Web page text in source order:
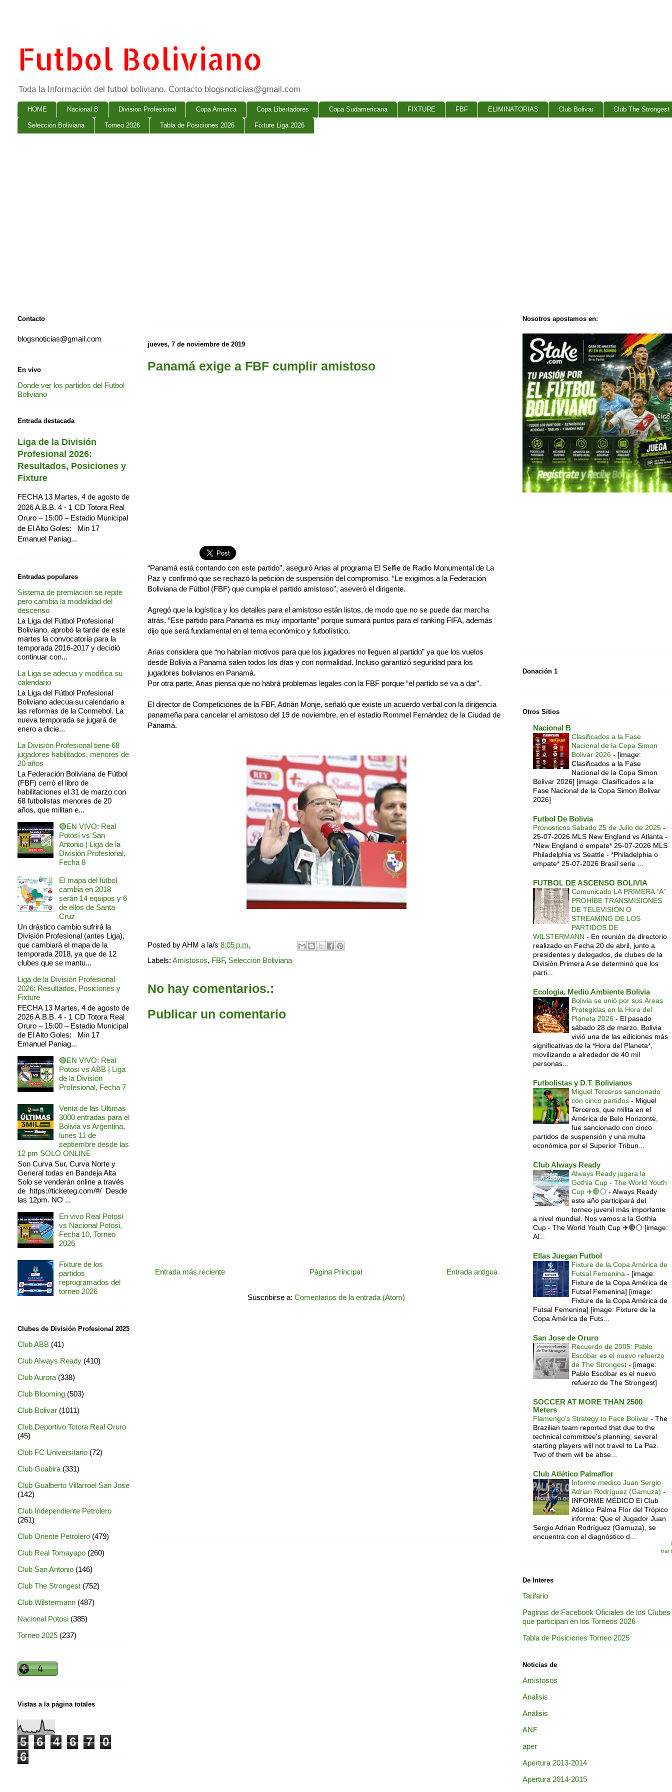
Futbol Boliviano
Toda la Información del futbol boliviano. Contacto blogsnoticias@gmail.com
HOME Nacional B Division Profesional Copa America Copa Libertadores Copa Sudamericana FIXTURE FBF ELIMINATORIAS Club Bolivar Club The Strongest
Selección Boliviana Torneo 2026 Tabla de Posiciones 2026 Fixture Liga 2026
jueves, 7 de noviembre de 2019
Panamá exige a FBF cumplir amistoso
“Panamá está contando con este partido”, aseguró Arias al programa El Selfie de Radio Monumental de La
Paz y confirmó que se rechazó la petición de suspensión del compromiso. “Le exigimos a la Federación
Boliviana de Fútbol (FBF) que cumpla el partido amistoso”, aseveró el dirigente.
Agregó que la logística y los detalles para el amistoso están listos, de modo que no se puede dar marcha
atrás. “Ese partido para Panamá es muy importante” porque sumará puntos para el ranking FIFA, además
dijo que será fundamental en el tema económico y futbolístico.
Arias considera que “no habrían motivos para que los jugadores no lleguen al partido” ya que los vuelos
desde Bolivia a Panamá salen todos los días y con normalidad. Incluso garantizó seguridad para los
jugadores bolivianos en Panamá.
Por otra parte, Arias piensa que no habrá problemas legales con la FBF porque “el partido se va a dar”.
El director de Competiciones de la FBF, Adrián Monje, señaló que existe un acuerdo verbal con la dirigencia
panameña para cancelar el amistoso del 19 de noviembre, en el estadio Rommel Fernández de la Ciudad de
Panamá.
Posted byAHM a la/s 8:05 p.m.
Labels: Amistosos, FBF, Selección Boliviana
No hay comentarios.:
Publicar un comentario
Entrada más reciente Entrada antigua
Página Principal
Suscribirse a: Comentarios de la entrada (Atom)
Contacto
blogsnoticias@gmail.com
En vivo
Donde ver los partidos del Futbol
Boliviano
Entrada destacada
Liga de la División
Profesional 2026:
Resultados, Posiciones y
Fixture
FECHA 13 Martes, 4 de agosto de
2026 A.B.B. 4 - 1 CD Totora Real
Oruro – 15:00 – Estadio Municipal
de El Alto Goles: Min 17
Emanuel Paniag...
Entradas populares
Sistema de premiación se repite
pero cambia la modalidad del
descenso
La Liga del Fútbol Profesional
Boliviano, aprobó la tarde de este
martes la convocatoria para la
temporada 2016-2017 y decidió
continuar con...
La Liga se adecua y modifica su
calendario
La Liga del Fútbol Profesional
Boliviano adecua su calendario a
las reformas de la Conmebol. La
nueva temporada se jugará de
enero a dicie...
La División Profesional tiene 68
jugadores habilitados, menores de
20 años
La Federación Boliviana de Fútbol
(FBF) cerró el libro de
habilitaciones el 31 de marzo con
68 futbolistas menores de 20
años, que militan e...
🔴EN VIVO: Real
Potosí vs San
Antonio | Liga de la
División Profesional,
Fecha 8
El mapa del fútbol
cambia en 2018
serán 14 equipos y 6
de ellos de Santa
Cruz
Un drástico cambio sufrirá la
División Profesional (antes Liga),
que cambiará el mapa de la
temporada 2018, ya que de 12
clubes que se mantu...
Liga de la División Profesional
2026: Resultados, Posiciones y
Fixture
FECHA 13 Martes, 4 de agosto de
2026 A.B.B. 4 - 1 CD Totora Real
Oruro – 15:00 – Estadio Municipal
de El Alto Goles: Min 17
Emanuel Paniag...
🔴EN VIVO: Real
Potosi vs ABB | Liga
de la División
Profesional, Fecha 7
Venta de las Ultimas
3000 entradas para el
Bolivia vs Argentina,
lunes 11 de
septiembre desde las
12 pm SOLO ONLINE
Son Curva Sur, Curva Norte y
General todas en Bandeja Alta
Solo se venderán online a través
de https://ticketeg.com/#/ Desde
las 12pm. NO ...
En vivo Real Potosi
vs Nacional Potosi,
Fecha 10, Torneo
2026
Fixture de los
partidos
reprogramados del
torneo 2026
Clubes de División Profesional 2025
Club ABB (41)
Club Always Ready (410)
Club Aurora (338)
Club Blooming (503)
Club Bolivar (1011)
Club Deportivo Totora Real Oruro
(45)
Club FC Universitario (72)
Club Guabira (331)
Club Gualberto Villarroel San Jose
(142)
Club Independiente Petrolero
(261)
Club Oriente Petrolero (479)
Club Real Tomayapo (260)
Club San Antonio (146)
Club The Strongest (752)
Club Wilstermann (487)
Nacional Potosi (385)
Torneo 2025 (237)
Vistas a la página totales
5 6 4 6 7
0
6
Nosotros apostamos en:
Donación 1
Otros Sitios
Nacional B
Clasificados a la Fase
Nacional de la Copa Simon
Bolivar 2026 - [image:
Clasificados a la Fase
Nacional de la Copa Simon
Bolivar 2026] [image: Clasificados a la
Fase Nacional de la Copa Simon Bolivar
2026]
Futbol De Bolivia
Pronosticos Sabado 25 de Julio de 2025 -
25-07-2026 MLS New England vs Atlanta -
*New England o empate* 25-07-2026 MLS
Philadelphia vs Seattle - *Philadelphia o
empate* 25-07-2026 Brasil serie ...
FUTBOL DE ASCENSO BOLIVIA
Comunicado LA PRIMERA “A”
PROHÍBE TRANSMISIONES
DE TELEVISIÓN O
STREAMING DE LOS
PARTIDOS DE
WILSTERMANN - En reunión de directorio
realizado en Fecha 20 de abril, junto a
presidentes y delegados, de clubes de la
División Primera A se determinó que los
parti...
Ecologia, Medio Ambiente Bolivia
Bolivia se unió por sus Áreas
Protegidas en la Hora del
Planeta 2026 - El pasado
sábado 28 de marzo, Bolivia
vivió una de las ediciones más
significativas de la *Hora del Planeta*,
movilizando a alrededor de 40 mil
personas...
Futbolistas y D.T. Bolivianos
Miguel Terceros sancionado
con cinco partidos - Miguel
Terceros, que milita en el
América de Belo Horizonte,
fue sancionado con cinco
partidos de suspensión y una multa
económica por el Superior Tribun...
Club Always Ready
Always Ready jugara la
Gothia Cup - The World Youth
Cup ✈️🔴⚪️ - Always Ready
este año participará del
torneo juvenil más importante
a nivel mundial. Nos vamos a la Gothia
Cup - The World Youth Cup ✈️🔴⚪️ [image:
Al...
Ellas Juegan Futbol
Fixture de la Copa América de
Futsal Femenina - [image:
Fixture de la Copa América de
Futsal Femenina] [image:
Fixture de la Copa América de
Futsal Femenina] [image: Fixture de la
Copa América de Futs...
San Jose de Oruro
Recuerdo de 2005: Pablo
Escóbar es el nuevo refuerzo
de The Strongest - [image:
Pablo Escóbar es el nuevo
refuerzo de The Strongest]
SOCCER AT MORE THAN 2500
Meters
Flamengo's Strategy to Face Bolívar - The
Brazilian team reported that due to the
technical committee's planning, several
starting players will not travel to La Paz.
Two of them will be abse...
Club Atlético Palmaflor
Informe medico Juan Sergio
Adrian Rodríguez (Gamuza) -
INFORME MÉDICO El Club
Atlético Palma Flor del Trópico
informa: Que el Jugador Juan
Sergio Adrian Rodríguez (Gamuza), se
encuentra con el diagnóstico d...
trar
De Interes
Tarifario
Paginas de Facebook Oficiales de los Clubes
que participan en los Torneos 2026
Tabla de Posiciones Torneo 2025
Noticias de
Amistosos
Analisis
Análisis
ANF
aper
Apertura 2013-2014
Apertura 2014-2015